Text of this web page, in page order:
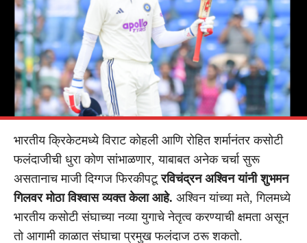
भारतीय क्रिकेटमध्ये विराट कोहली आणि रोहित शर्मानंतर कसोटी
फलंदाजीची धुरा कोण सांभाळणार, याबाबत अनेक चर्चा सुरू
असतानाच माजी दिग्गज फिरकीपटूरविचंद्रन अश्विन यांनी शुभमन
गिलवर मोठा विश्वास व्यक्त केला आहे. अश्विन यांच्या मते, गिलमध्ये
भारतीय कसोटी संघाच्या नव्या युगाचे नेतृत्व करण्याची क्षमता असून
तो आगामी काळात संघाचा प्रमुख फलंदाज ठरू शकतो.